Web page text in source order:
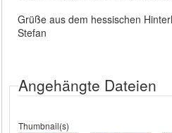
Grüße aus dem hessischen
Stefan
Angehängte Dateien
Thumbnail(s)